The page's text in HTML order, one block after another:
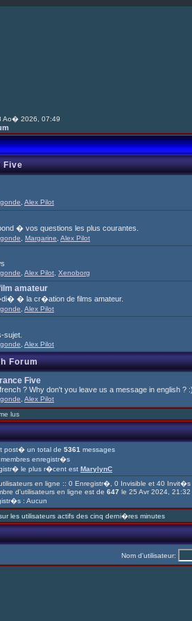
Ao� 2026, 07:49
Five
Alex Pilot
� vos questions les plus courantes.
Margarine Alex Pilot
Alex Pilot Xenoborg
amateur
� la cr�ation de films amateur.
Alex Pilot
sujet.
Alex Pilot
Forum
Five
? Why don't you leave us a message in english ? :)
Alex Pilot
lus
post� un total de 5361 messages
membres enregistr�s
le plus r�cent est MarylynC
en ligne :: 0 Enregistr�, 0 Invisible et 40
d'utilisateurs en ligne est de 647 le 25 Avr 2024, 21:32
: Aucun
les utilisateurs actifs des cinq derni�res minutes
Nom d'utilisateur: